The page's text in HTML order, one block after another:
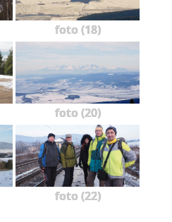
foto (18)
foto (20)
foto (22)